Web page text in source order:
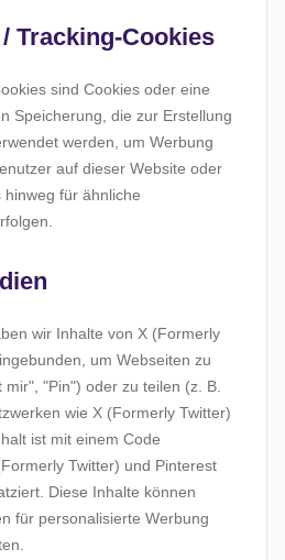
Tracking-Cookies
sind Cookies oder eine
Speicherung, die zur Erstellung
werden, um Werbung
auf dieser Website oder
für ähnliche
wir Inhalte von X (Formerly
um Webseiten zu
"Pin") oder zu teilen (z. B.
wie X (Formerly Twitter)
ist mit einem Code
Twitter) und Pinterest
Diese Inhalte können
für personalisierte Werbung